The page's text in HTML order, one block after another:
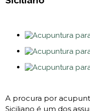
A procura por
Siciliano é um dos